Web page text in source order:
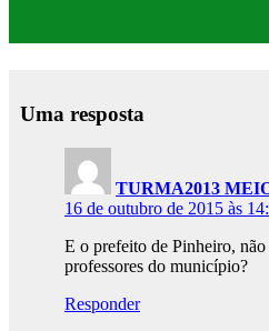
Uma resposta
TURMA2013
16 de outubro de 2015 às
E o prefeito de Pinheiro,
professores do município?
Responder